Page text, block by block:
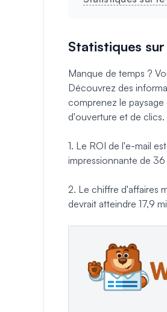
Statistiques
Manque de temps ?
Découvrez des
comprenez le
d'ouverture et de clics.
1. Le ROI de l'e-mail
impressionnante de
2. Le chiffre d'affaires
devrait atteindre 17,9